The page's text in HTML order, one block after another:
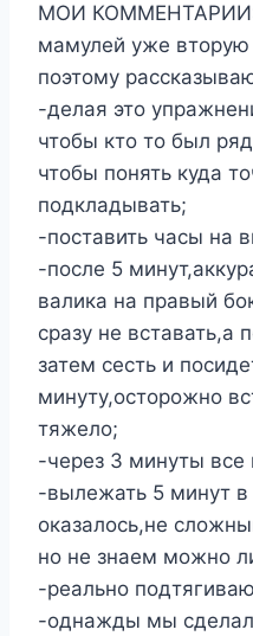
МОИ КОММЕНТАРИИ:
мамулей уже
поэтому
-делая это
чтобы кто то был
чтобы понять куда
подкладывать;
-поставить часы на
-после 5
валика на правый
сразу не вставать,а
затем сесть и
минуту,осторожно
тяжело;
-через 3 минуты все
-вылежать 5 минут в
оказалось,не
но не знаем можно
-реально
-однажды мы